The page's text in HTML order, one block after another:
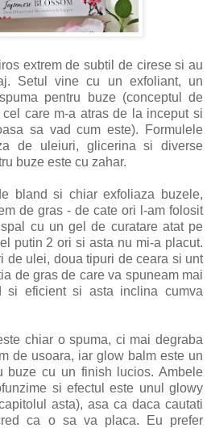
extrem de subtil de cirese si au
Setul vine cu un exfoliant, un
pentru buze (conceptul de
care m-a atras de la inceput si
sa vad cum este). Formulele
de uleiuri, glicerina si diverse
buze este cu zahar.
bland si chiar exfoliaza buzele,
de gras - de cate ori l-am folosit
cu un gel de curatare atat pe
putin 2 ori si asta nu mi-a placut.
de ulei, doua tipuri de ceara si unt
de gras de care va spuneam mai
si eficient si asta inclina cumva
chiar o spuma, ci mai degraba
de usoara, iar glow balm este un
buze cu un finish lucios. Ambele
si efectul este unul glowy
asta), asa ca daca cautati
ca o sa va placa. Eu prefer